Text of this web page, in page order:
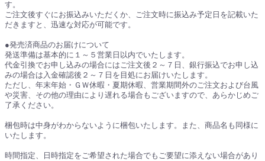
す。
ご注文後すぐにお振込みいただくか、ご注文時に振込み予定日を記載いた
だきますと、迅速な対応が可能です。
●発売済商品のお届けについて
発送準備は基本的に１～５営業日以内でいたします。
代金引換でお申し込みの場合にはご注文後２～７日、銀行振込でお申し込
みの場合は入金確認後２～７日を目処にお届けいたします。
ただし、年末年始・ＧＷ休暇・夏期休暇、営業期間外のご注文および台風
や災害、その他の理由により遅れる場合もございますので、あらかじめご
了承ください。
梱包時は中身がわからないように梱包いたします。また、商品名も同様に
いたします。
時間指定、日時指定をご希望された場合でもご要望に添えない場合があり